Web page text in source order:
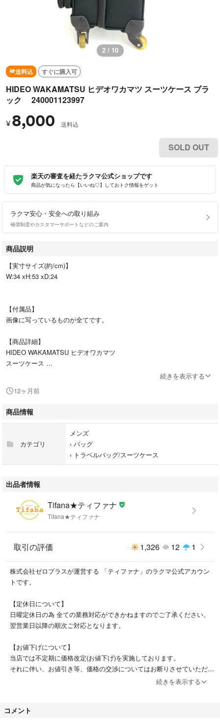
3 / 10
送料込 すぐに購入可
HIDEO WAKAMATSU ヒデオワカマツ スーツケース ブラ
ック 240001123997
¥ 8,000 送料込
SOLD OUT
楽天の審査を経たラクマ公式ショップです
商品が気になったら【いいね♡】しておトク情報をゲット
ラクマ安心・安全への取り組み
補償制度やカスタマーサポートなどのご案内
商品説明
【実寸サイズ(約/cm)】
W:34 xH:53 xD:24
【付属品】
画像に写っているものが全てです。
【商品詳細】
HIDEO WAKAMATSU ヒデオワカマツ
スーツケース
※色は主観で判断しておりますので目安程度にお考え下さい。
●スレ傷や汚れがある場合はその一部分のみ撮影を行っております。
画像に写っていない箇所にも同じようなスレ傷や汚れがある場合がござい
使用感の少ない商品であっても一度人の手に渡った中古品であることにご
【外側】スレ、汚れ有。 -
240001123997
■実店舗との併用販売商品に関して■
出品中の商品は実店舗との併用販売品を行っているものもございます。
その場合、弊社の配送システムの関係で、発送までに【4～7営業日】程度
※商品により、1～2営業日で配送できる場合もございます。
【お値下げについて】
※当店では不定期に価格改定(お値下げ)を実施しております。
誠に恐れ入りますが、それに伴い、お値引き等、価格の交渉についてはお
続きを表示する
12ヶ月前
商品情報
カテゴリ
メンズ
› バッグ
› トラベルバッグ/スーツケース
出品者情報
Tifana★ティファナ
Tifana★ティファナ
取引の評価 1,326 12 1
株式会社ゼロプラスが運営する 「ティファナ」のラクマ公式アカウン
トです。
【定休日について】
日曜定休日の為 全ての業務対応ができかねますのでご了承ください。
翌営業日以降の順次ご対応となります。
【お値下げについて】
当店では不定期に価格改定(お値下げ)を実施しております。
それに伴い、お値引き等、価格の交渉についてはお断りさせていただい
【実店舗との併用販売商品に関して】
続きを表示する
コメント